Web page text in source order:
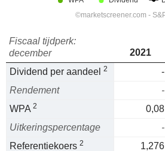
Fiscaal tijdperk:
december
2021
Dividend per aandeel 2 -
Rendement
-
WPA 2 0,08
Uitkeringspercentage
-
Referentiekoers 2 1,276